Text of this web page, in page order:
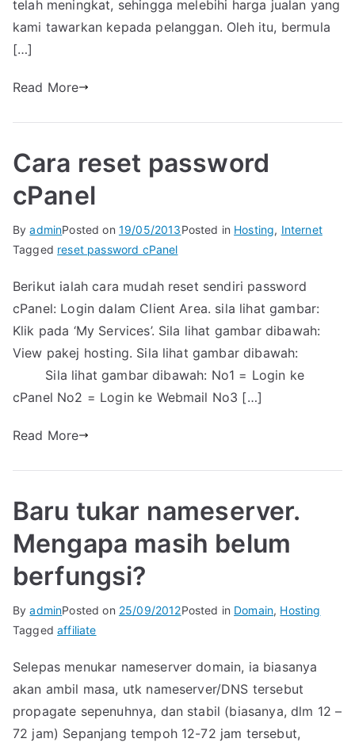
telah meningkat, sehingga melebihi harga jualan yang
kami tawarkan kepada pelanggan. Oleh itu, bermula
[…]
Read More
Cara reset password
cPanel
ByadminPosted on 19/05/2013Posted in Hosting, Internet
Tagged reset password cPanel
Berikut ialah cara mudah reset sendiri password
cPanel: Login dalam Client Area. sila lihat gambar:
Klik pada ‘My Services’. Sila lihat gambar dibawah:
View pakej hosting. Sila lihat gambar dibawah:
Sila lihat gambar dibawah: No1 = Login ke
cPanel No2 = Login ke Webmail No3 […]
Read More
Baru tukar nameserver.
Mengapa masih belum
berfungsi?
ByadminPosted on 25/09/2012Posted in Domain, Hosting
Taggedaffiliate
Selepas menukar nameserver domain, ia biasanya
akan ambil masa, utk nameserver/DNS tersebut
propagate sepenuhnya, dan stabil (biasanya, dlm 12 –
72 jam) Sepanjang tempoh 12-72 jam tersebut,